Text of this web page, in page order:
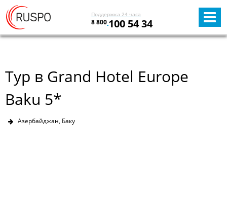
Поддержка 24 часа
8 800 100 54 34
Тур в Grand Hotel Europe
Baku 5*
Азербайджан, Баку